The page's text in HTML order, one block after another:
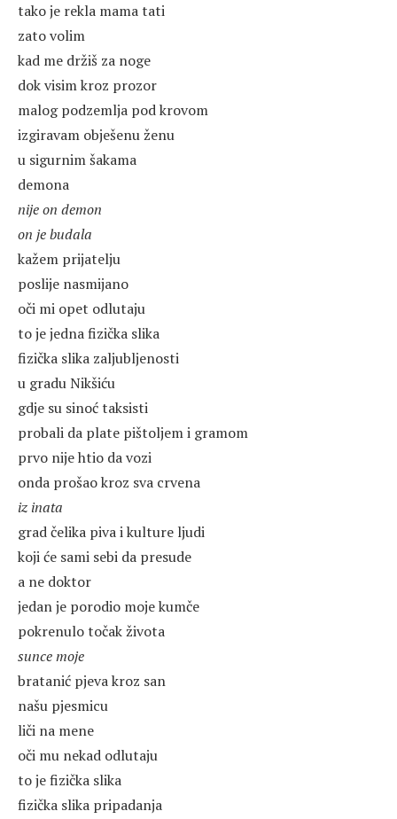
tako je rekla mama tati
zato volim
kad me držiš za noge
dok visim kroz prozor
malog podzemlja pod krovom
izgiravam obješenu ženu
u sigurnim šakama
demona
nije on demon
on je budala
kažem prijatelju
poslije nasmijano
oči mi opet odlutaju
to je jedna fizička slika
fizička slika zaljubljenosti
u gradu Nikšiću
gdje su sinoć taksisti
probali da plate pištoljem i gramom
prvo nije htio da vozi
onda prošao kroz sva crvena
iz inata
grad čelika piva i kulture ljudi
koji će sami sebi da presude
a ne doktor
jedan je porodio moje kumče
pokrenulo točak života
sunce moje
bratanić pjeva kroz san
našu pjesmicu
liči na mene
oči mu nekad odlutaju
to je fizička slika
fizička slika pripadanja